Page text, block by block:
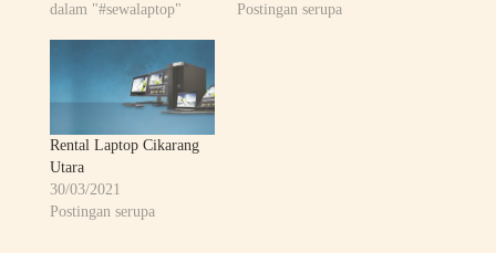
dalam "#sewalaptop"
Postingan serupa
Rental Laptop Cikarang
Utara
30/03/2021
Postingan serupa